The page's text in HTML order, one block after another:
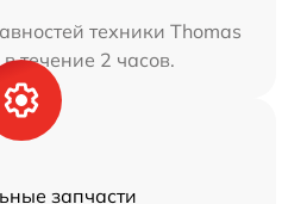
техники Thomas
течение 2 часов.
запчасти